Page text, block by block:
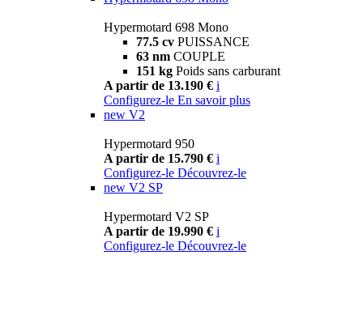
Hypermotard 698 Mono
77.5 cv PUISSANCE
63 nm COUPLE
151 kg Poids sans carburant
A partir de 13.190 € i
Configurez-le En savoir plus
new V2
Hypermotard 950
A partir de 15.790 € i
Configurez-le Découvrez-le
new V2 SP
Hypermotard V2 SP
A partir de 19.990 € i
Configurez-le Découvrez-le